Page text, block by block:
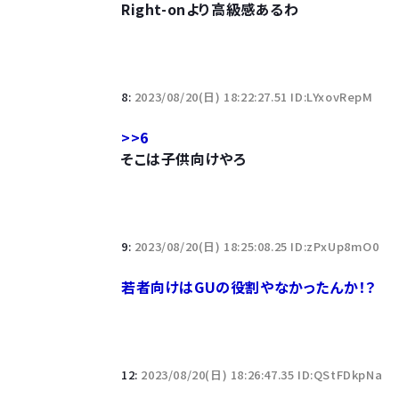
Right-onより高級感あるわ
8: 2023/08/20(日) 18:22:27.51 ID:LYxovRepM
>>6
そこは子供向けやろ
9: 2023/08/20(日) 18:25:08.25 ID:zPxUp8mO0
若者向けはGUの役割やなかったんか！？
12: 2023/08/20(日) 18:26:47.35 ID:QStFDkpNa